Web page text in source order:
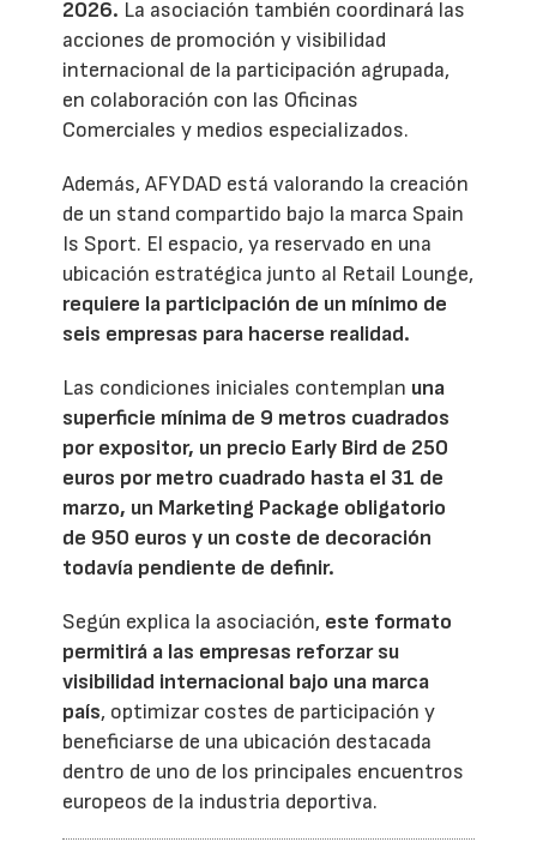
2026. La asociación también coordinará las
acciones de promoción y visibilidad
internacional de la participación agrupada,
en colaboración con las Oficinas
Comerciales y medios especializados.
Además, AFYDAD está valorando la creación
de un stand compartido bajo la marca Spain
Is Sport. El espacio, ya reservado en una
ubicación estratégica junto al Retail Lounge,
requiere la participación de un mínimo de
seis empresas para hacerse realidad.
Las condiciones iniciales contemplan una
superficie mínima de 9 metros cuadrados
por expositor, un precio Early Bird de 250
euros por metro cuadrado hasta el 31 de
marzo, un Marketing Package obligatorio
de 950 euros y un coste de decoración
todavía pendiente de definir.
Según explica la asociación, este formato
permitirá a las empresas reforzar su
visibilidad internacional bajo una marca
país, optimizar costes de participación y
beneficiarse de una ubicación destacada
dentro de uno de los principales encuentros
europeos de la industria deportiva.